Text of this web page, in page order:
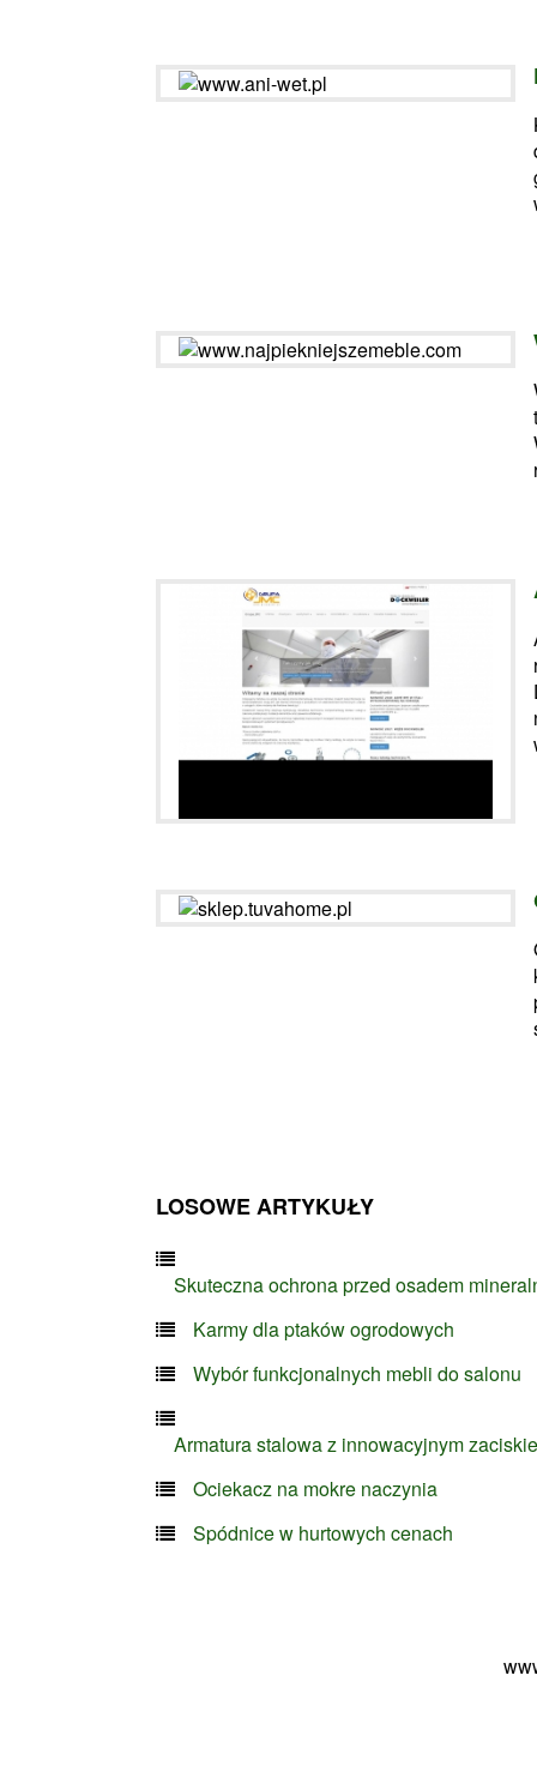
LOSOWE ARTYKUŁY
Skuteczna ochrona przed osadem
Karmy dla ptaków ogrodowych
Wybór funkcjonalnych mebli do salonu
Armatura stalowa z innowacyjnym
Ociekacz na mokre naczynia
Spódnice w hurtowych cenach